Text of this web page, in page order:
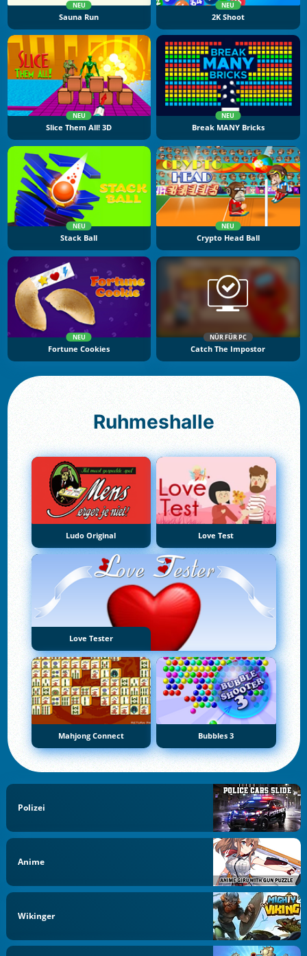
NEU
Sauna Run
NEU
2K Shoot
NEU
Slice Them All! 3D
NEU
Break MANY Bricks
NEU
Stack Ball
NEU
Crypto Head Ball
NEU
Fortune Cookies
NÜR FÜR PC
Catch The Impostor
Ruhmeshalle
Ludo Original Love Test
Love Tester
Mahjong Connect Bubbles 3
Polizei
Anime
Wikinger